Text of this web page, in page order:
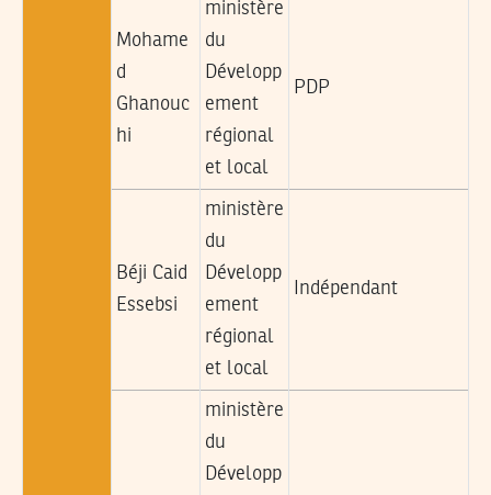
Mohame
d
Ghanouc
hi
ministère
du
Développ
ement
régional
et local
PDP
Béji Caid
Essebsi
ministère
du
Développ
ement
régional
et local
Indépendant
ministère
du
Développ